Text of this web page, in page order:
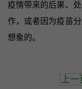
疫情带来的后果、
作，或者因为疫苗
想象的。
上一